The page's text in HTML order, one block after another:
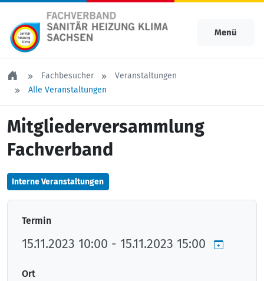
Menü
Fachbesucher
Veranstaltungen
Alle Veranstaltungen
Mitgliederversammlung
Fachverband
Interne Veranstaltungen
Termin
15.11.2023 10:00 - 15.11.2023 15:00
Ort